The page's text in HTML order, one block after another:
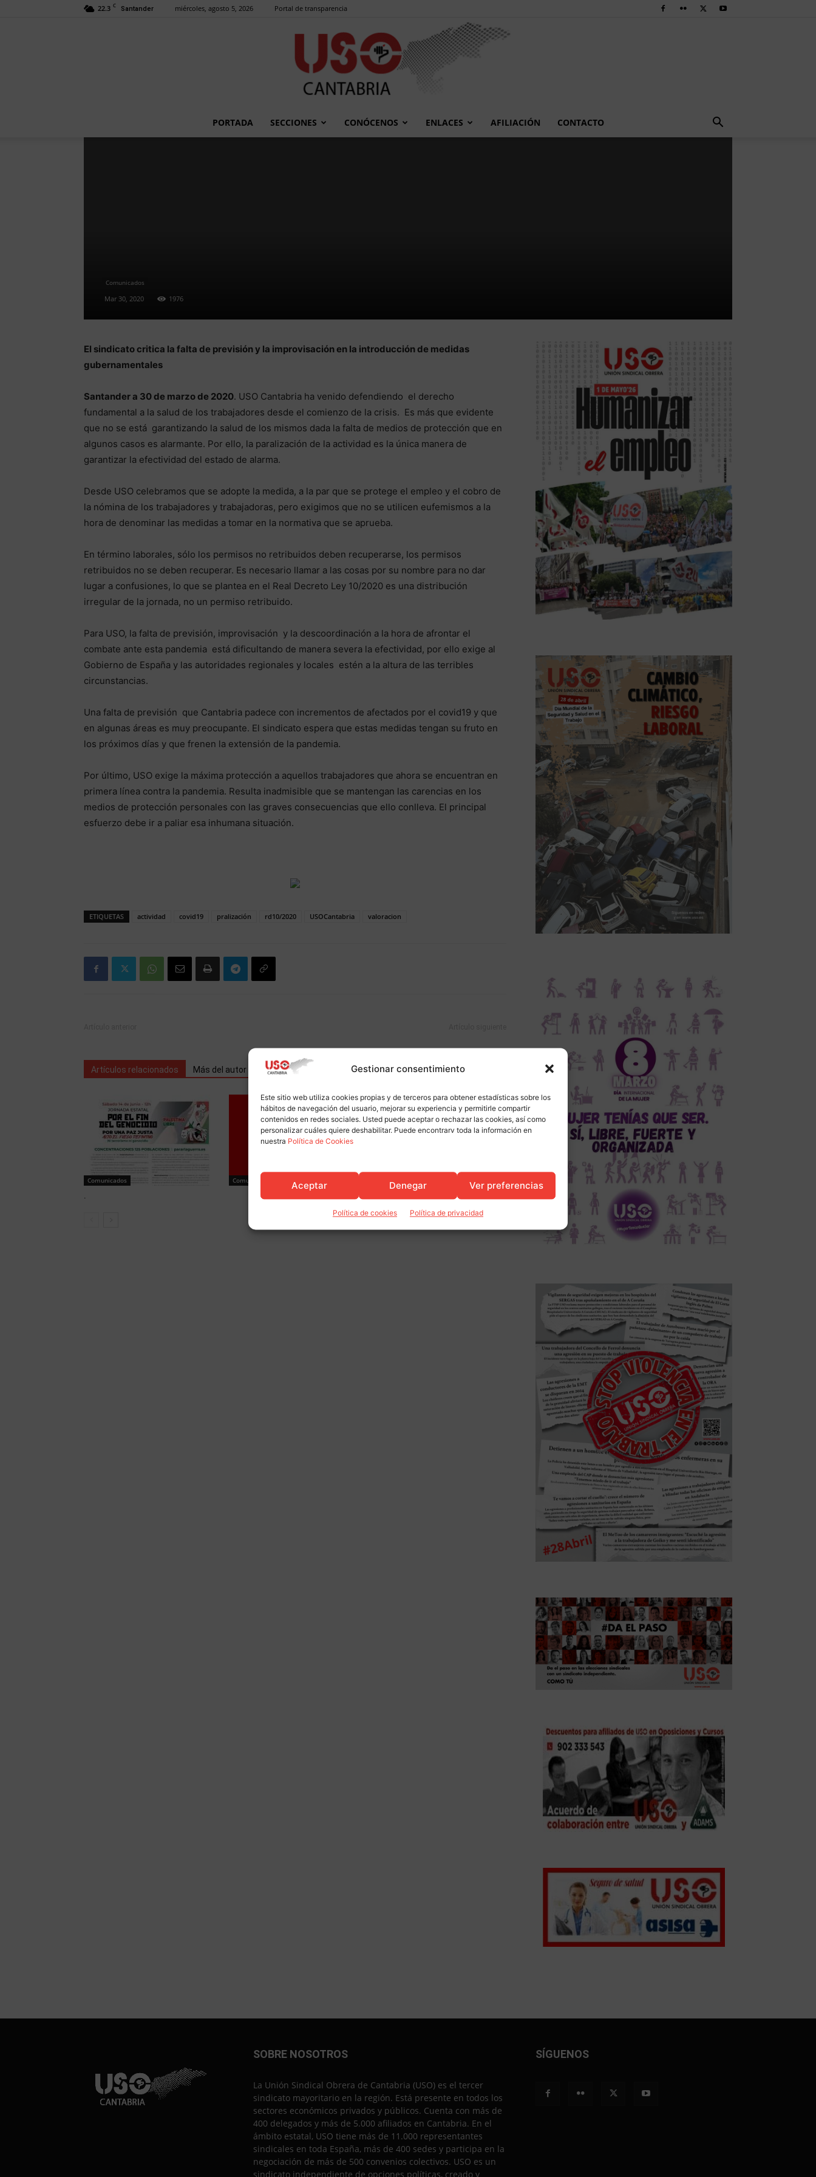
Gestionar consentimiento
Este sitio web utiliza cookies propias y de terceros para obtener estadísticas sobre los
hábitos de navegación del usuario, mejorar su experiencia y permitirle compartir
contenidos en redes sociales. Usted puede aceptar o rechazar las cookies, así como
personalizar cuáles quiere deshabilitar. Puede encontrarv toda la información en
nuestra Política de Cookies
Aceptar Denegar Ver preferencias
Política de cookies Política de privacidad
22.3 C Santander miércoles, agosto 5, 2026 Portal de transparencia
PORTADA SECCIONES CONÓCENOS ENLACES AFILIACIÓN CONTACTO
Comunicados
Mar 30, 2020 1976
El sindicato critica la falta de previsión y la improvisación en la introducción de medidas
gubernamentales
Santander a 30 de marzo de 2020. USO Cantabria ha venido defendiendo el derecho
fundamental a la salud de los trabajadores desde el comienzo de la crisis. Es más que evidente
que no se está garantizando la salud de los mismos dada la falta de medios de protección que en
algunos casos es alarmante. Por ello, la paralización de la actividad es la única manera de
garantizar la efectividad del estado de alarma.
Desde USO celebramos que se adopte la medida, a la par que se protege el empleo y el cobro de
la nómina de los trabajadores y trabajadoras, pero exigimos que no se utilicen eufemismos a la
hora de denominar las medidas a tomar en la normativa que se aprueba.
En término laborales, sólo los permisos no retribuidos deben recuperarse, los permisos
retribuidos no se deben recuperar. Es necesario llamar a las cosas por su nombre para no dar
lugar a confusiones, lo que se plantea en el Real Decreto Ley 10/2020 es una distribución
irregular de la jornada, no un permiso retribuido.
Para USO, la falta de previsión, improvisación y la descoordinación a la hora de afrontar el
combate ante esta pandemia está dificultando de manera severa la efectividad, por ello exige al
Gobierno de España y las autoridades regionales y locales estén a la altura de las terribles
circunstancias.
Una falta de previsión que Cantabria padece con incrementos de afectados por el covid19 y que
en algunas áreas es muy preocupante. El sindicato espera que estas medidas tengan su fruto en
los próximos días y que frenen la extensión de la pandemia.
Por último, USO exige la máxima protección a aquellos trabajadores que ahora se encuentran en
primera línea contra la pandemia. Resulta inadmisible que se mantengan las carencias en los
medios de protección personales con las graves consecuencias que ello conlleva. El principal
esfuerzo debe ir a paliar esa inhumana situación.
ETIQUETAS actividad covid19 pralización rd10/2020 USOCantabria valoracion
Artículos relacionados Más del autor
Comunicados
.
Comunicados Comunicados
SOBRE NOSOTROS
La Unión Sindical Obrera de Cantabria (USO) es el tercer
sindicato mayoritario en la región. Está presente en todos los
sectores económicos privados y públicos. Cuenta con más de
400 delegados y más de 5.000 afiliados en Cantabria. En el
ámbito estatal, USO tiene más de 11.000 representantes
sindicales en toda España, más de 400 sedes y participa en la
negociación de más de 500 convenios colectivos. USO es un
sindicato independiente de opciones políticas, creado y
SÍGUENOS